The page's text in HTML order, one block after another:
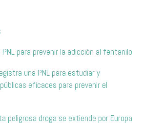
PNL para prevenir la adicción al fentanilo
una PNL para estudiar y
eficaces para prevenir el
peligrosa droga se extiende por Europa